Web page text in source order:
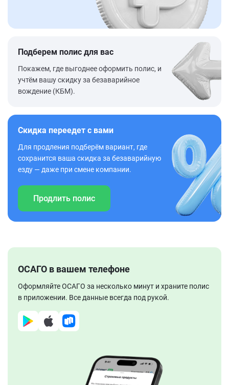
Подберем полис для вас
Покажем, где выгоднее оформить полис, и
учтём вашу скидку за безаварийное
вождение (КБМ).
Скидка переедет с вами
Для продления подберём вариант, где
сохранится ваша скидка за безаварийную
езду — даже при смене компании.
Продлить полис
ОСАГО в вашем телефоне
Оформляйте ОСАГО за несколько минут и храните полис
в приложении. Все данные всегда под рукой.